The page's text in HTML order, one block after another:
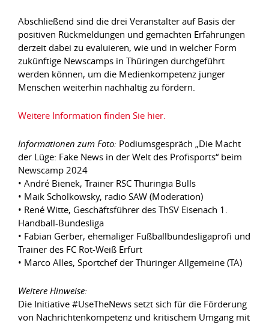
Abschließend sind die drei Veranstalter auf Basis der
positiven Rückmeldungen und gemachten Erfahrungen
derzeit dabei zu evaluieren, wie und in welcher Form
zukünftige Newscamps in Thüringen durchgeführt
werden können, um die Medienkompetenz junger
Menschen weiterhin nachhaltig zu fördern.
Weitere Information finden Sie hier.
Informationen zum Foto: Podiumsgespräch „Die Macht
der Lüge: Fake News in der Welt des Profisports“ beim
Newscamp 2024
• André Bienek, Trainer RSC Thuringia Bulls
• Maik Scholkowsky, radio SAW (Moderation)
• René Witte, Geschäftsführer des ThSV Eisenach 1.
Handball-Bundesliga
• Fabian Gerber, ehemaliger Fußballbundesligaprofi und
Trainer des FC Rot-Weiß Erfurt
• Marco Alles, Sportchef der Thüringer Allgemeine (TA)
Weitere Hinweise:
Die Initiative #UseTheNews setzt sich für die Förderung
von Nachrichtenkompetenz und kritischem Umgang mit